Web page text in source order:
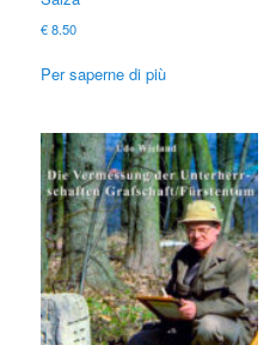
€8.50
Per saperne di più